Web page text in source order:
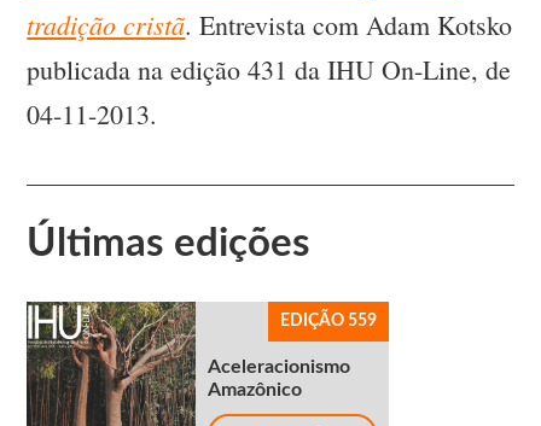
tradição cristã. Entrevista com Adam Kotsko
publicada na edição 431 da IHU On-Line, de
04-11-2013.
Últimas edições
EDIÇÃO 559
Aceleracionismo
Amazônico